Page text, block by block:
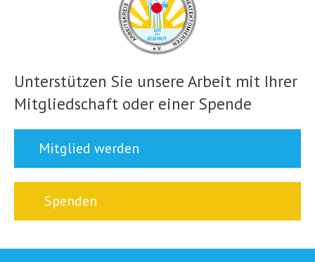
Unterstützen Sie unsere Arbeit mit Ihrer
Mitgliedschaft oder einer Spende
Mitglied werden
Spenden